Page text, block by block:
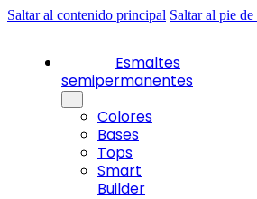
Saltar al contenido principal Saltar al pie de
Esmaltes
semipermanentes
Colores
Bases
Tops
Smart
Builder